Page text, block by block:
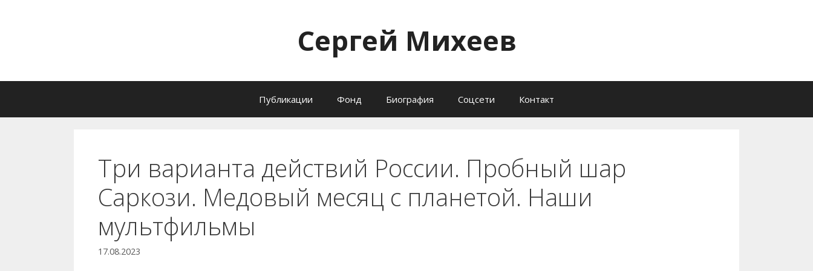
Сергей Михеев
Публикации Фонд Биография Соцсети Контакт
Три варианта действий России. Пробный шар
Саркози. Медовый месяц с планетой. Наши
мультфильмы
17.08.2023